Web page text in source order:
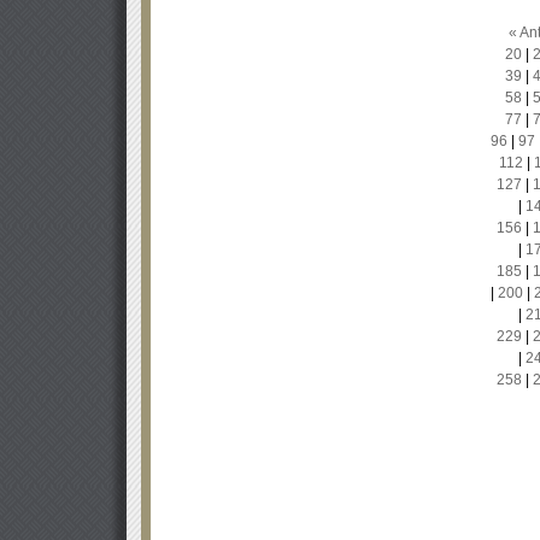
«
20|
39
58
77
96
97
112
127
156
185
200|
229
258